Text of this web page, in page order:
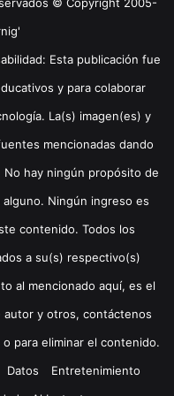
© Copyright 2005-
Esta publicación fue
y para colaborar
La(s) imagen(es) y
mencionadas dando
hay ningún propósito de
Ningún ingreso es
contenido. Todos los
a su(s) respectivo(s)
al mencionado aquí, es el
autor y otros, contáctenos
para eliminar el contenido.
Datos
Entretenimiento